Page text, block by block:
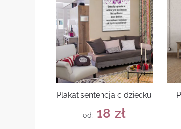
Plakat sentencja o dziecku
od: 18 zł